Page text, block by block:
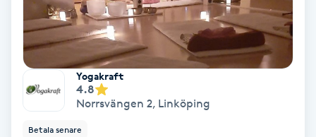
Samtalsterapi
Senioryoga
Shiatsu
Yogakraft
4.8
Norrsvängen 2, Linköping
Betala senare